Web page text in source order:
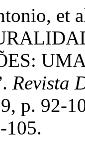
et
Revista
p. 92-
105.